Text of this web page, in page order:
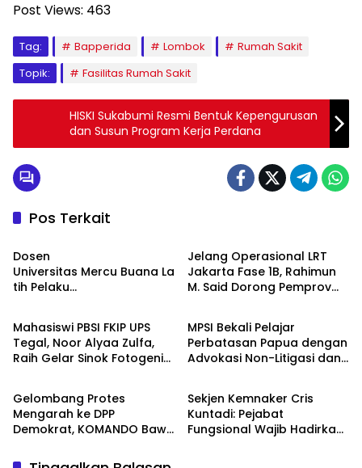
Post Views: 463
Tag: Bapperida Lombok
Rumah Sakit
Topik:
Fasilitas Rumah Sakit
HISKI Sukabumi Resmi Bentuk Kepengurusan
dan Susun Program Kerja Perdana
Pos Terkait
Berita
Dosen
Universitas Mercu Buana La
tih Pelaku
dan Pemasaran Digital
Jelang Operasional LRT
Jakarta Fase 1B, Rahimun
M. Said Dorong Pemprov
Initiative
Berita
Mahasiswi PBSI FKIP UPS
Tegal, Noor Alyaa Zulfa,
Raih Gelar Sinok Fotogenik
Berita
MPSI Bekali Pelajar
Perbatasan Papua dengan
Advokasi Non-Litigasi dan
Berita
Gelombang Protes
Mengarah ke DPP
Demokrat, KOMANDO Bawa
Dody Hanggodo
Berita
Sekjen Kemnaker Cris
Kuntadi: Pejabat
Fungsional Wajib Hadirkan